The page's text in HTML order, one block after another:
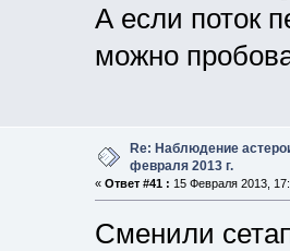
А если поток
можно
Re: Наблюдение
февраля 2013 г.
« Ответ #41 : 15 Февраля 2013,
Сменили